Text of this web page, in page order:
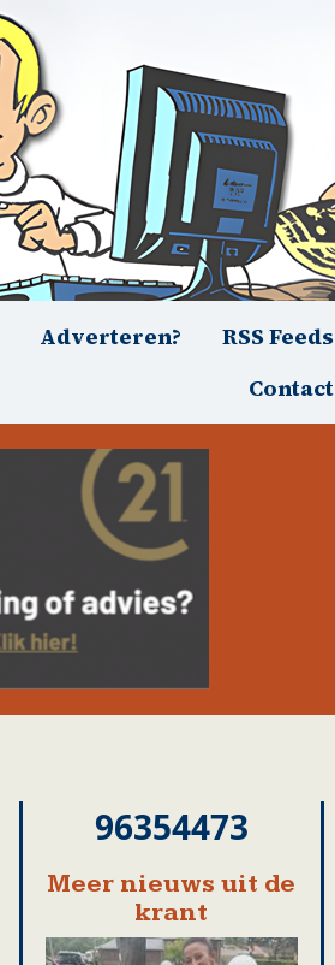
Adverteren?
RSS Feeds
Contact
96354473
Meer nieuws uit de
krant